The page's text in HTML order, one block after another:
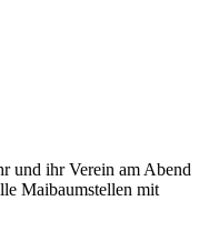
und ihr Verein am Abend
Maibaumstellen mit